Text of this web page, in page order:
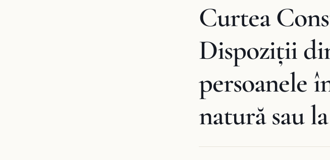
Curtea
Dispoziții
persoanele
natură sau